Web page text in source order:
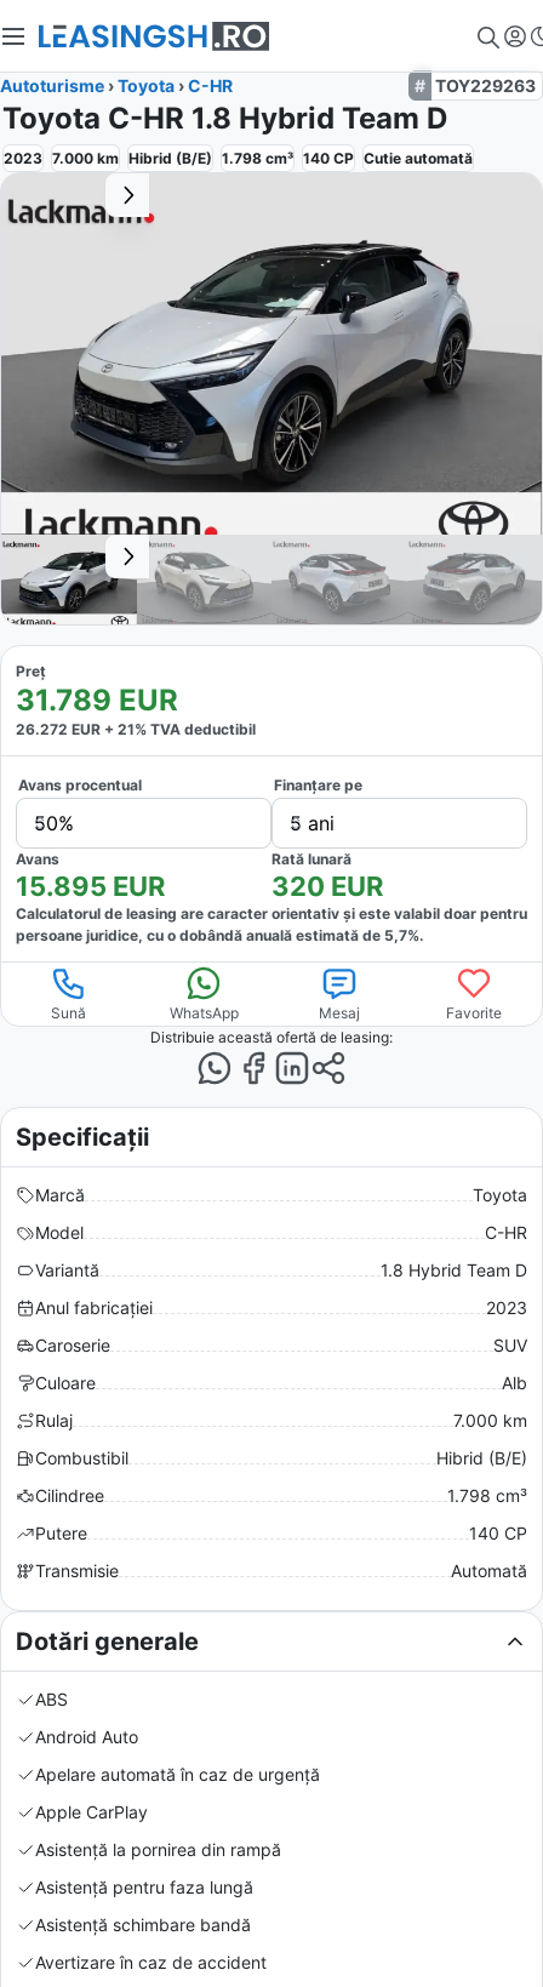
Autoturisme ›Toyota ›C-HR TOY229263
Toyota C-HR 1.8 Hybrid Team D
2023 7.000 km Hibrid (B/E) 1.798 cm³ 140 CP Cutie automată
Preț
31.789 EUR
26.272 EUR + 21% TVA deductibil
Avans procentual
50%
Finanțare pe
5 ani
Avans
15.895 EUR
Rată lunară
320 EUR
Calculatorul de leasing are caracter orientativ și este valabil doar pentru
persoane juridice, cu o dobândă anuală estimată de 5,7%.
Sună WhatsApp Mesaj
Favorite
Distribuie această ofertă de leasing:
Specificații
Marcă
Toyota
Model
C-HR
Variantă
1.8 Hybrid Team D
Anul fabricației
2023
Caroserie
SUV
Culoare
Alb
Rulaj
7.000 km
Combustibil
Hibrid (B/E)
Cilindree
1.798 cm³
Putere
140 CP
Transmisie
Automată
Dotări generale
ABS
Android Auto
Apelare automată în caz de urgență
Apple CarPlay
Asistență la pornirea din rampă
Asistență pentru faza lungă
Asistență schimbare bandă
Avertizare în caz de accident